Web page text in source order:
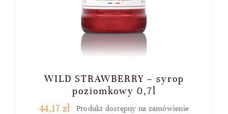
WILD STRAWBERRY – syrop
poziomkowy 0,7l
44,17 zł Produkt dostępny na zamówienie